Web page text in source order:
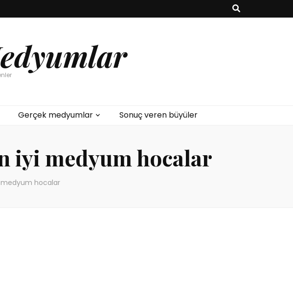
Gerçek medyumlar Sonuç veren büyüler
iyi medyum hocalar
hocalar